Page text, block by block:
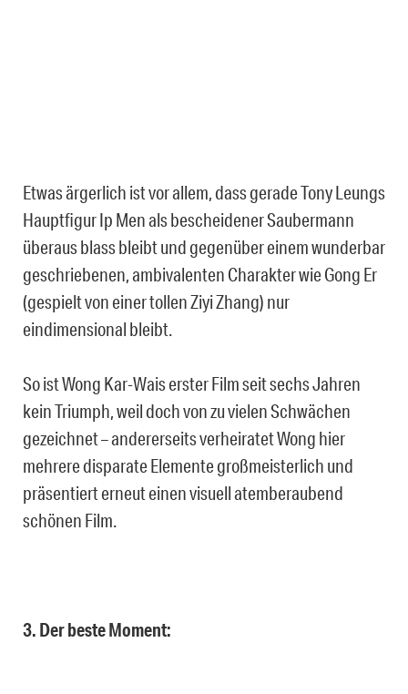
Etwas ärgerlich ist vor allem, dass gerade Tony Leungs
Hauptfigur Ip Men als bescheidener Saubermann
überaus blass bleibt und gegenüber einem wunderbar
geschriebenen, ambivalenten Charakter wie Gong Er
(gespielt von einer tollen Ziyi Zhang) nur
eindimensional bleibt.
So ist Wong Kar-Wais erster Film seit sechs Jahren
kein Triumph, weil doch von zu vielen Schwächen
gezeichnet – andererseits verheiratet Wong hier
mehrere disparate Elemente großmeisterlich und
präsentiert erneut einen visuell atemberaubend
schönen Film.
3. Der beste Moment: